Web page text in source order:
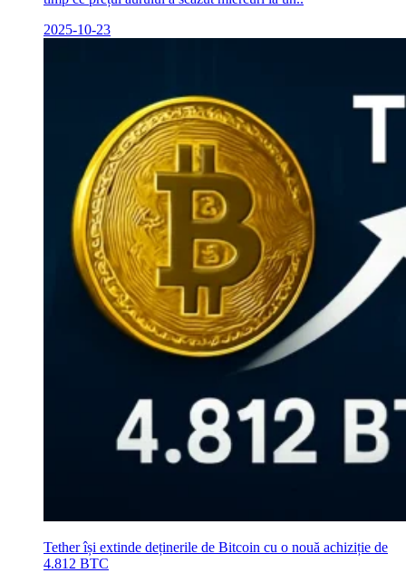
2025-10-23
Tether își extinde deținerile de Bitcoin cu o nouă achiziție de
4.812 BTC